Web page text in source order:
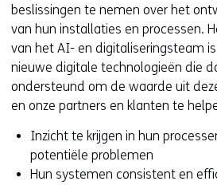
beslissingen te nemen over het
van hun installaties en processen.
van het AI- en digitaliseringsteam
nieuwe digitale technologieën die
ondersteund om de waarde uit
en onze partners en klanten te
Inzicht te krijgen in hun
potentiële problemen
Hun systemen consistent en